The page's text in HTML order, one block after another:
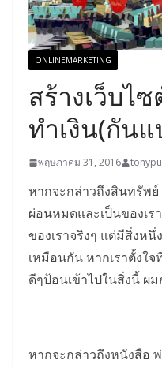
ONLINEMARKETING
สร้างเว็บไ
ทำเงิน(กัน
พฤษภาคม 31, 2016
หากจะกล่าวถึงสินทรัพย์
ผ่อนหมดและเป็นของเร
ของเราจริงๆ แต่มีสิ่งห
เหมือนกัน หากเราตั้งใ
ดีๆป้อนเข้าไปในสิ่งนี้ ผ
หากจะกล่าวถึงหนังสือ